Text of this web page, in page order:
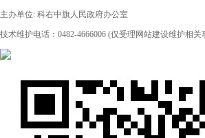
主办单位: 科右中旗人民政府办公室
技术维护电话：0482-4666006 (仅受理网站建设维护相关